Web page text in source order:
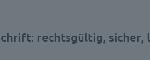
rechtsgültig, sicher,